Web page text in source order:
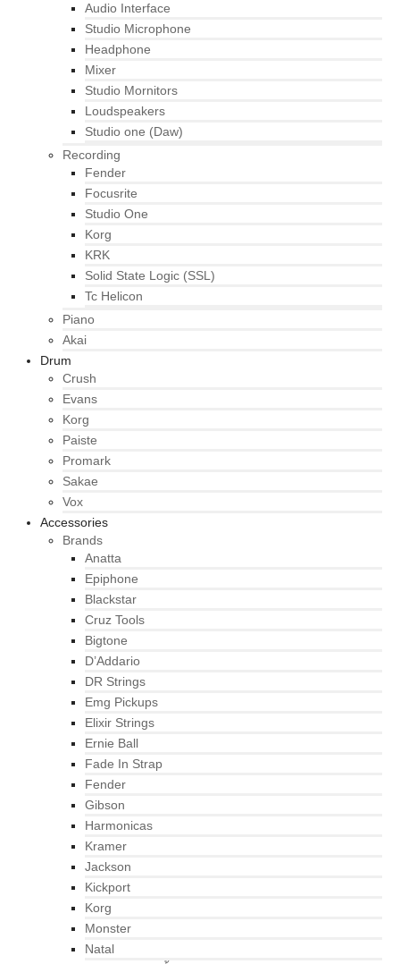
Audio Interface
Studio Microphone
Headphone
Mixer
Studio Mornitors
Loudspeakers
Studio one (Daw)
Recording
Fender
Focusrite
Studio One
Korg
KRK
Solid State Logic (SSL)
Tc Helicon
Piano
Akai
Drum
Crush
Evans
Korg
Paiste
Promark
Sakae
Vox
Accessories
Brands
Anatta
Epiphone
Blackstar
Cruz Tools
Bigtone
D’Addario
DR Strings
Emg Pickups
Elixir Strings
Ernie Ball
Fade In Strap
Fender
Gibson
Harmonicas
Kramer
Jackson
Kickport
Korg
Monster
Natal